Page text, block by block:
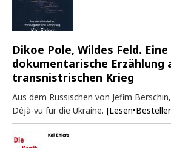
Dikoe Pole, Wildes Feld. Eine
dokumentarische Erzählung
transnistrischen Krieg
Aus dem Russischen von Jefim
Déjà-vu für die Ukraine.